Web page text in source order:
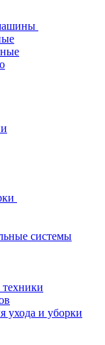
системы
ухода и уборки